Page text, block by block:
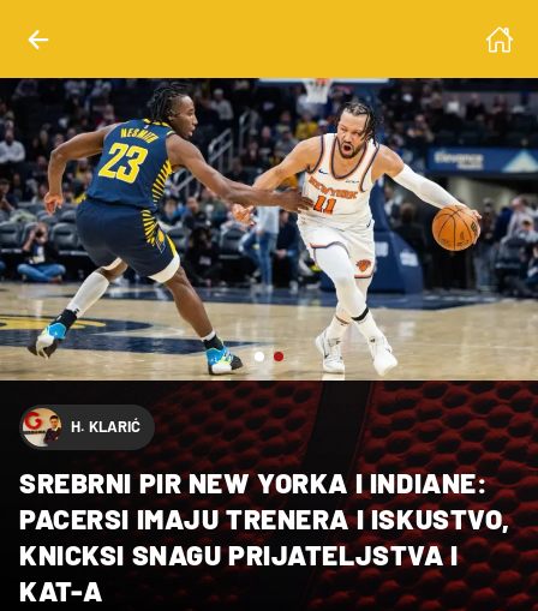
Trevor Ruszkowski-Imagn Images
H. KLARIĆ
SREBRNI PIR NEW YORKA I INDIANE:
PACERSI IMAJU TRENERA I ISKUSTVO,
KNICKSI SNAGU PRIJATELJSTVA I
KAT-A